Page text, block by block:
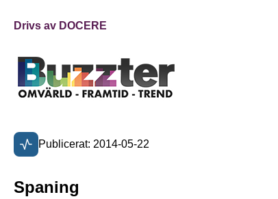
Drivs av DOCERE
Publicerat: 2014-05-22
Spaning